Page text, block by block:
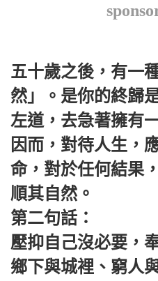
五十歲之後，有一
然」。是你的終歸
左道，去急著擁有
因而，對待人生，
命，對於任何結果
順其自然。
第二句話：
壓抑自己沒必要，
鄉下與城裡、窮人